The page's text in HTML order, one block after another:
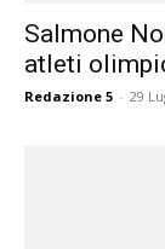
Salmone
atleti
Redazione 5 - 29